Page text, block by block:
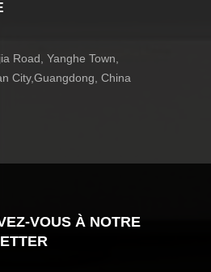
Road, Yanghe Town,
City,Guangdong, China
VOUS À NOTRE